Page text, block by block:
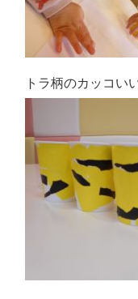
トラ柄のカッコい